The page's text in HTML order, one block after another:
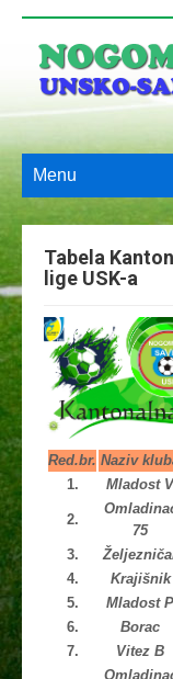
Menu
Tabela
lige USK-a
Red.br. Naziv
1.
Mladost V
2.
75
3.
4.
Krajišnik
5.
Mladost P
6.
Borac
7.
Vitez B